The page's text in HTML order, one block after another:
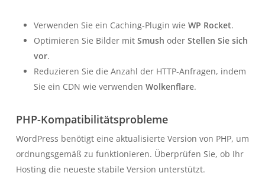
Verwenden Sie ein Caching-Plugin wie WP Rocket.
Optimieren Sie Bilder mit Smush oder Stellen Sie sich
vor.
Reduzieren Sie die Anzahl der HTTP-Anfragen, indem
Sie ein CDN wie verwenden Wolkenflare.
PHP-Kompatibilitätsprobleme
WordPress benötigt eine aktualisierte Version von PHP, um
ordnungsgemäß zu funktionieren. Überprüfen Sie, ob Ihr
Hosting die neueste stabile Version unterstützt.